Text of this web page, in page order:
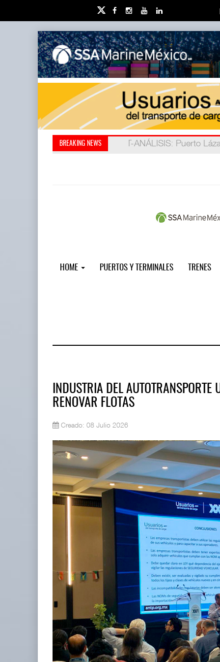
BREAKING NEWS IT-ANÁLISIS: Puerto
La ATTRAPI licita red
HOME PUERTOS Y TERMINALES TRENES
INDUSTRIA DEL
RENOVAR FLOTAS
Creado: 08 Julio 202606 AGO 2026
La ATTRAPI licita red de
06 AGO 2026
IT-ANÁLISIS: Volaris abrirá ruta en
La ATTRAPI licita red de telecomunicaciones par
06 AGO 2026
IT-ANÁLISIS: Puerto Lázaro Cárdenas incorpora s
06 AGO 2026